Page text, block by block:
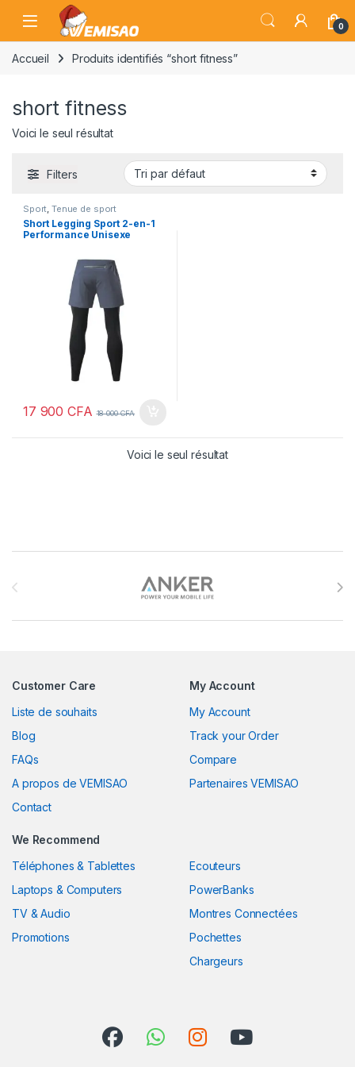
Skip to navigation
Skip to content
Open 0
Accueil Produits identifiés “short fitness”
short fitness
Voici le seul résultat
Filters
Sport ,Tenue de sport
Short Legging Sport 2-en-1
Performance Unisexe
17 900CFA 18 000CFA
Voici le seul résultat
Customer Care
Liste de souhaits
Blog
FAQs
A propos de VEMISAO
Contact
My Account
My Account
Track your Order
Compare
Partenaires VEMISAO
We Recommend
Téléphones & Tablettes
Laptops & Computers
TV & Audio
Promotions
Ecouteurs
PowerBanks
Montres Connectées
Pochettes
Chargeurs